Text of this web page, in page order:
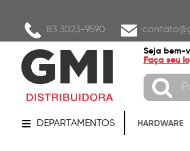
83 3023-9590
Seja bem-
Faça seu
DEPARTAMENTOS HARDWARE